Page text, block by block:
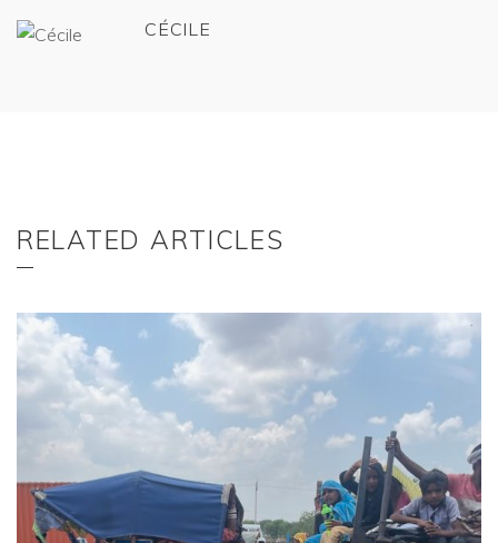
CÉCILE
RELATED ARTICLES